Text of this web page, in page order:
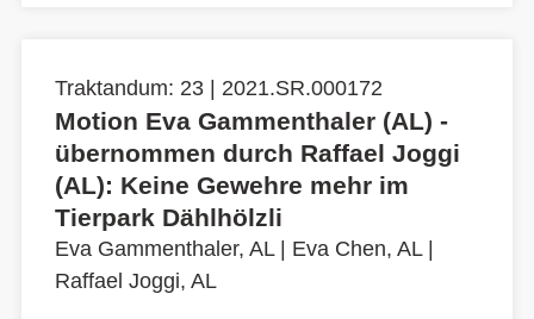
Traktandum: 23 | 2021.SR.000172
Motion Eva Gammenthaler (AL) -
übernommen durch Raffael Joggi
(AL): Keine Gewehre mehr im
Tierpark Dählhölzli
Eva Gammenthaler, AL| Eva Chen, AL|
Raffael Joggi, AL